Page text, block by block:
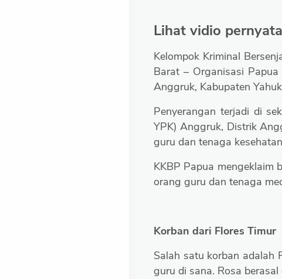
Lihat vidio
Kelompok Kriminal
Barat – Organisasi
Anggruk, Kabupaten
Penyerangan terjadi di
YPK) Anggruk, Distrik
guru dan tenaga
KKBP Papua mengeklaim
orang guru dan tenaga
Korban dari Flores Timur
Salah satu korban adalah
guru di sana. Rosa